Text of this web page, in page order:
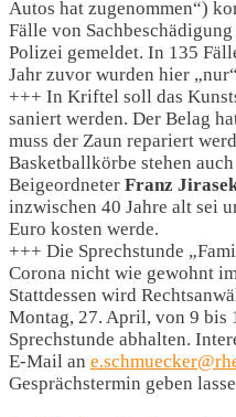
Autos hat zugenommen“)
Fälle von
Polizei gemeldet. In 135
Jahr zuvor wurden hier
+++ In Kriftel soll das
saniert werden. Der Belag
muss der Zaun repariert
Basketballkörbe stehen
Beigeordneter Franz
inzwischen 40 Jahre alt sei
Euro kosten werde.
+++ Die Sprechstunde
Corona nicht wie gewohnt
Stattdessen wird
Montag, 27. April, von 9 bis
Sprechstunde abhalten.
E-Mail an
Gesprächstermin geben